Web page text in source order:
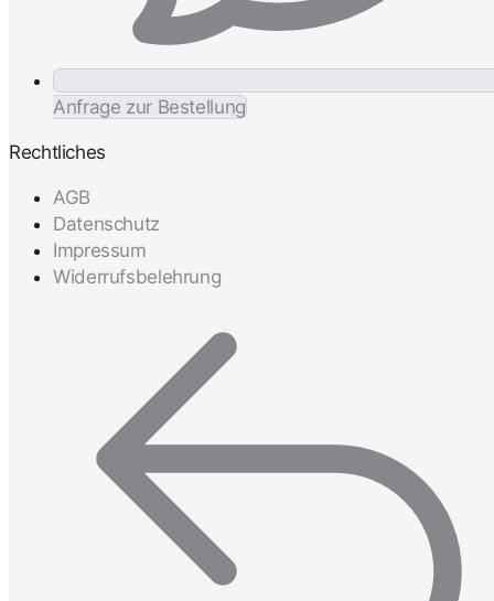
Anfrage zur Bestellung
Rechtliches
AGB
Datenschutz
Impressum
Widerrufsbelehrung